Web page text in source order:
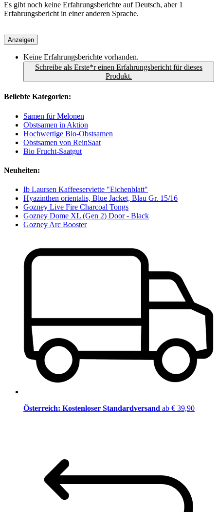
Es gibt noch keine Erfahrungsberichte auf Deutsch, aber 1
Erfahrungsbericht in einer anderen Sprache.
Anzeigen
Keine Erfahrungsberichte vorhanden.
Schreibe als Erste*r einen Erfahrungsbericht für dieses
Produkt.
Beliebte Kategorien:
Samen für Melonen
Obstsamen in Aktion
Hochwertige Bio-Obstsamen
Obstsamen von ReinSaat
Bio Frucht-Saatgut
Neuheiten:
Ib Laursen Kaffeeserviette "Eichenblatt"
Hyazinthen orientalis, Blue Jacket, Blau Gr. 15/16
Gozney Live Fire Charcoal Tongs
Gozney Dome XL (Gen 2) Door - Black
Gozney Arc Booster
Österreich: Kostenloser Standardversand ab € 39,90